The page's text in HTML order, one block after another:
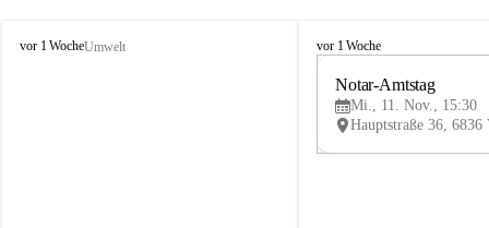
V
vor 1 WocheUmwelt
V
vor 1 Woche
Notar-Amtstag
Mi., 11. Nov., 15:30